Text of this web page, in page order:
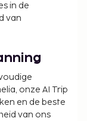
in de
van
onze AI Trip
en de beste
van ons